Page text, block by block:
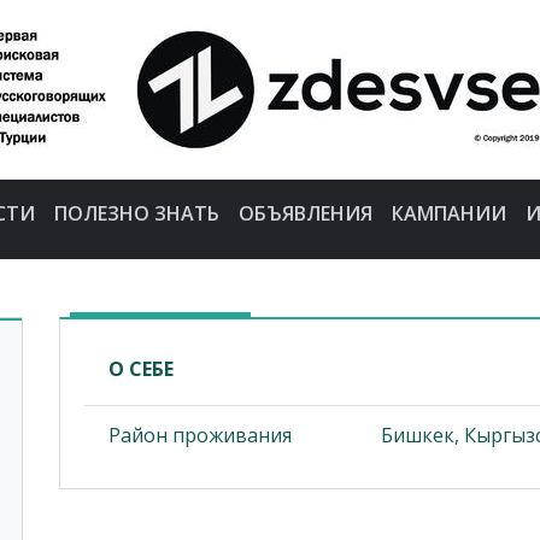
ПОЛЕЗНО ЗНАТЬ ОБЪЯВЛЕНИЯ КАМПАНИИ
О СЕБЕ
Район проживания Бишкек,